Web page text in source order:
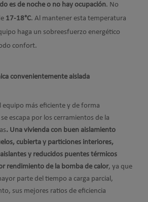
es de noche o no hay ocupación. No
17-18°C. Al mantener esta temperatura
haga un sobreesfuerzo energético
confort.
convenientemente aislada
equipo más eficiente y de forma
escapa por los cerramientos de la
. Una vivienda con buen aislamiento
cubierta y particiones interiores,
y reducidos puentes térmicos
rendimiento de la bomba de calor, ya que
parte del tiempo a carga parcial,
sus mejores ratios de eficiencia